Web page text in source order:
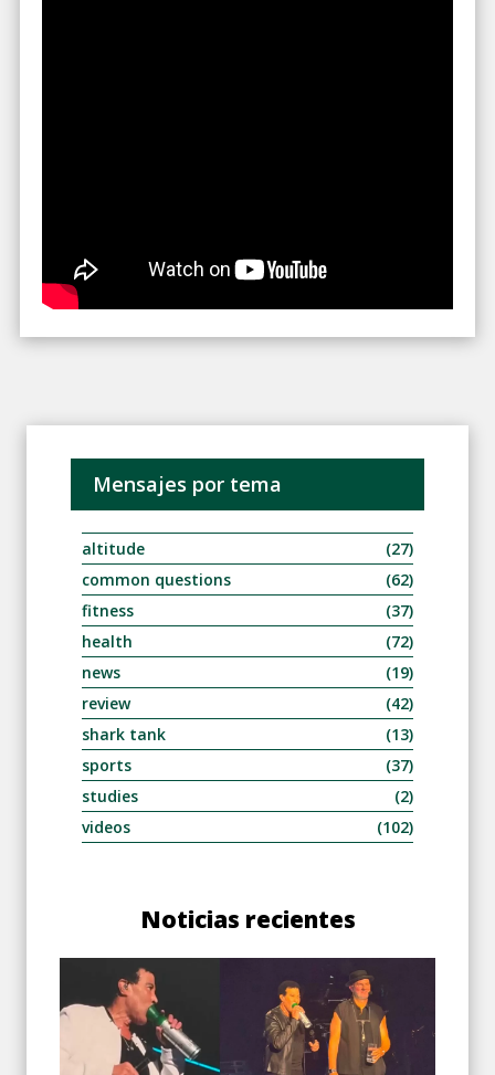
Mensajes por tema
altitude
(27)
common questions
(62)
fitness
(37)
health
(72)
news
(19)
review
(42)
shark tank
(13)
sports
(37)
studies
(2)
videos
(102)
Noticias recientes